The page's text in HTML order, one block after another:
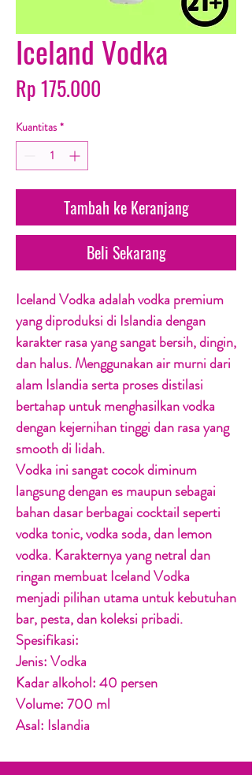
Iceland Vodka
Rp 175.000
Kuantitas *
Tambah ke Keranjang
Beli Sekarang
Iceland Vodka adalah vodka premium
yang diproduksi di Islandia dengan
karakter rasa yang sangat bersih, dingin,
dan halus. Menggunakan air murni dari
alam Islandia serta proses distilasi
bertahap untuk menghasilkan vodka
dengan kejernihan tinggi dan rasa yang
smooth di lidah.
Vodka ini sangat cocok diminum
langsung dengan es maupun sebagai
bahan dasar berbagai cocktail seperti
vodka tonic, vodka soda, dan lemon
vodka. Karakternya yang netral dan
ringan membuat Iceland Vodka
menjadi pilihan utama untuk kebutuhan
bar, pesta, dan koleksi pribadi.
Spesifikasi:
Jenis: Vodka
Kadar alkohol: 40 persen
Volume: 700 ml
Asal: Islandia